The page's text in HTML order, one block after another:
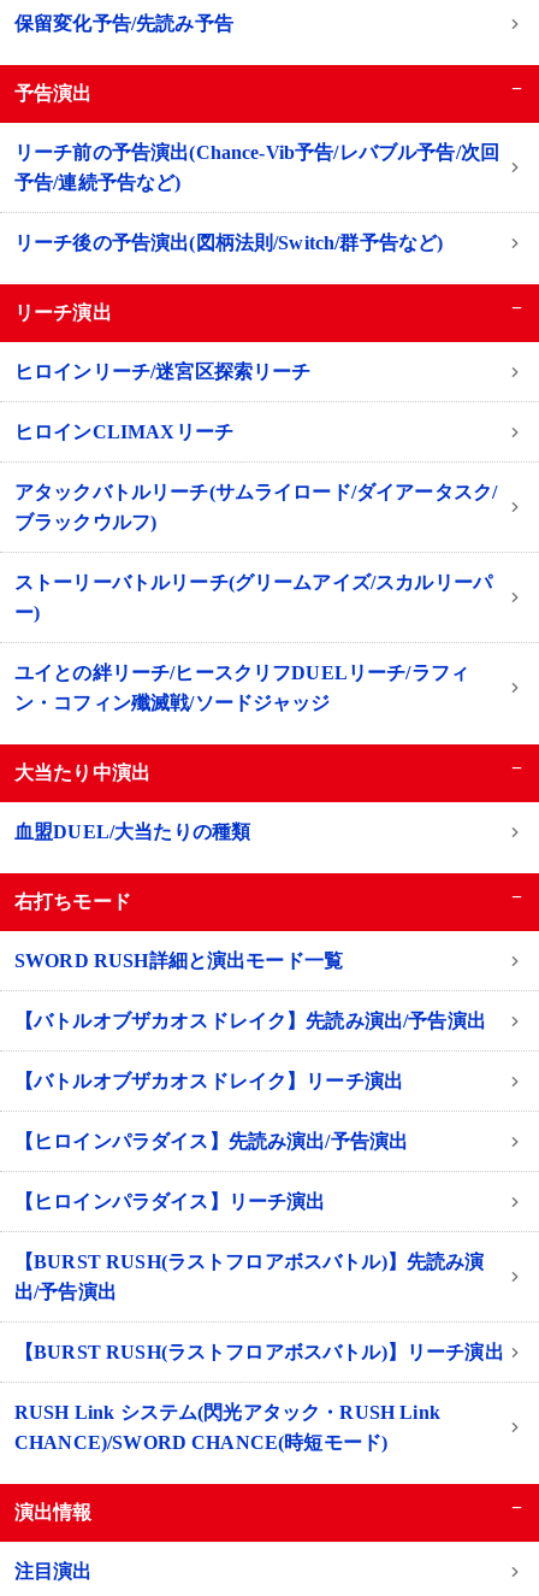
保留変化予告/先読み予告
予告演出 −
リーチ前の予告演出(Chance-Vib予告/レバブル予告/次回
予告/連続予告など)
リーチ後の予告演出(図柄法則/Switch/群予告など)
リーチ演出 −
ヒロインリーチ/迷宮区探索リーチ
ヒロインCLIMAXリーチ
アタックバトルリーチ(サムライロード/ダイアータスク/
ブラックウルフ)
ストーリーバトルリーチ(グリームアイズ/スカルリーパ
ー)
ユイとの絆リーチ/ヒースクリフDUELリーチ/ラフィ
ン・コフィン殲滅戦/ソードジャッジ
大当たり中演出 −
血盟DUEL/大当たりの種類
右打ちモード −
SWORD RUSH詳細と演出モード一覧
【バトルオブザカオスドレイク】先読み演出/予告演出
【バトルオブザカオスドレイク】リーチ演出
【ヒロインパラダイス】先読み演出/予告演出
【ヒロインパラダイス】リーチ演出
【BURST RUSH(ラストフロアボスバトル)】先読み演
出/予告演出
【BURST RUSH(ラストフロアボスバトル)】リーチ演出
RUSH Link システム(閃光アタック・RUSH Link
CHANCE)/SWORD CHANCE(時短モード)
演出情報 −
注目演出